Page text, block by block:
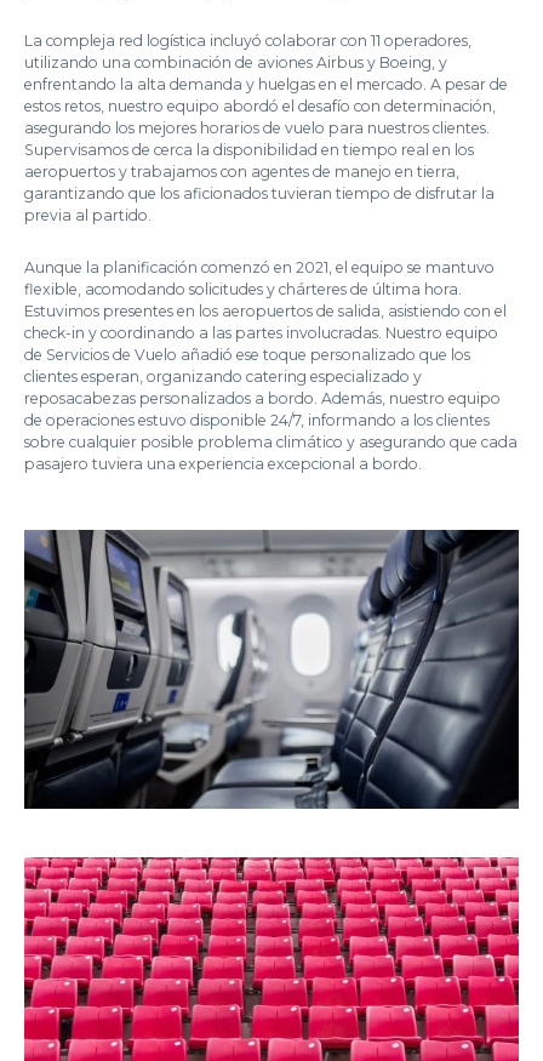
La compleja red logística incluyó colaborar con 11 operadores,
utilizando una combinación de aviones Airbus y Boeing, y
enfrentando la alta demanda y huelgas en el mercado. A pesar de
estos retos, nuestro equipo abordó el desafío con determinación,
asegurando los mejores horarios de vuelo para nuestros clientes.
Supervisamos de cerca la disponibilidad en tiempo real en los
aeropuertos y trabajamos con agentes de manejo en tierra,
garantizando que los aficionados tuvieran tiempo de disfrutar la
previa al partido.
Aunque la planificación comenzó en 2021, el equipo se mantuvo
flexible, acomodando solicitudes y chárteres de última hora.
Estuvimos presentes en los aeropuertos de salida, asistiendo con el
check-in y coordinando a las partes involucradas. Nuestro equipo
de Servicios de Vuelo añadió ese toque personalizado que los
clientes esperan, organizando catering especializado y
reposacabezas personalizados a bordo. Además, nuestro equipo
de operaciones estuvo disponible 24/7, informando a los clientes
sobre cualquier posible problema climático y asegurando que cada
pasajero tuviera una experiencia excepcional a bordo.